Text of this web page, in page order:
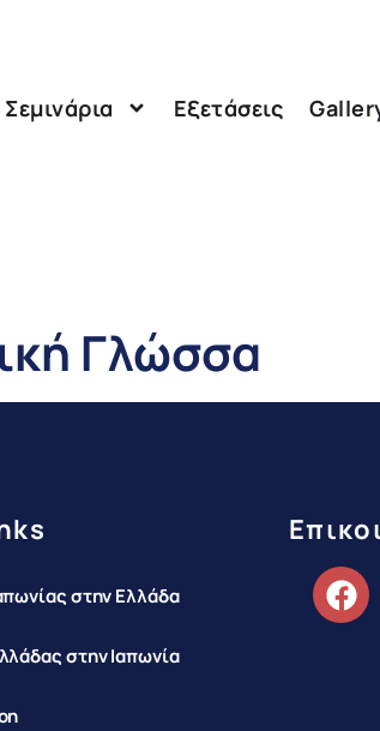
Σεμινάρια Εξετάσεις
Γλώσσα
στην Ελλάδα
στην Ιαπωνία